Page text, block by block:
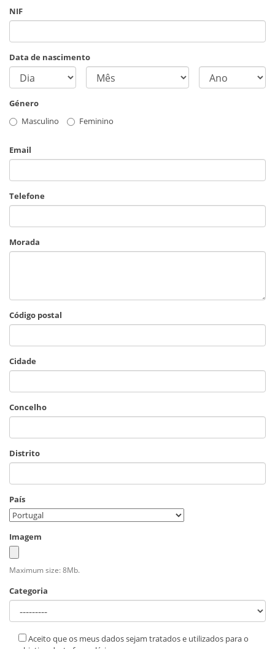
NIF
Data de nascimento
Género
Masculino
Feminino
Email
Telefone
Morada
Código postal
Cidade
Concelho
Distrito
País
Imagem
Maximum size: 8Mb.
Categoria
Aceito que os meus dados sejam tratados e utilizados para o